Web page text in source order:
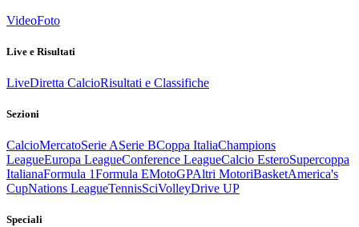
VideoFoto
Live e Risultati
LiveDiretta CalcioRisultati e Classifiche
Sezioni
CalcioMercatoSerie ASerie BCoppa ItaliaChampions
LeagueEuropa LeagueConference LeagueCalcio EsteroSupercoppa
ItalianaFormula 1Formula EMotoGPAltri MotoriBasketAmerica's
CupNations LeagueTennisSciVolleyDrive UP
Speciali